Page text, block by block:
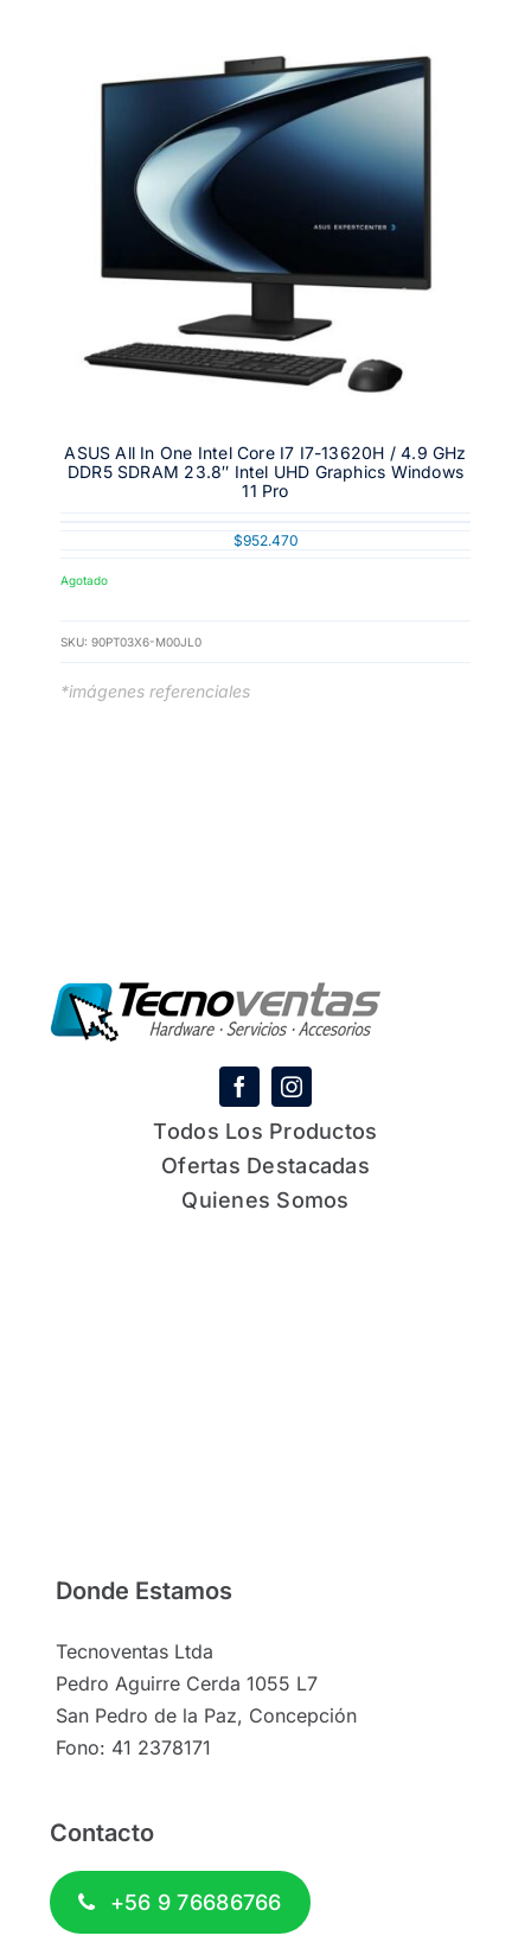
ASUS All In One Intel Core I7 I7-13620H / 4.9 GHz
DDR5 SDRAM 23.8″ Intel UHD Graphics Windows
11 Pro
$952.470
Agotado
SKU: 90PT03X6-M00JL0
*imágenes referenciales
Todos Los Productos
Ofertas Destacadas
Quienes Somos
Donde Estamos
Tecnoventas Ltda
Pedro Aguirre Cerda 1055 L7
San Pedro de la Paz, Concepción
Fono: 41 2378171
Contacto
+56 9 76686766